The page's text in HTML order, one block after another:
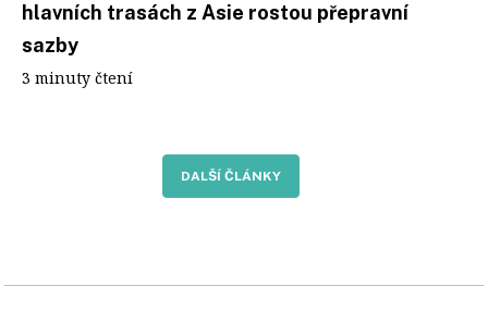
hlavních trasách z Asie rostou přepravní
sazby
3 minuty čtení
DALŠÍ ČLÁNKY